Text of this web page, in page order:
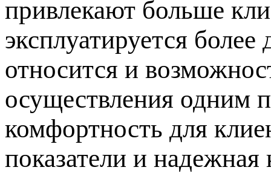
привлекают больше
эксплуатируется
относится и
осуществления одним
комфортность для
показатели и надежная